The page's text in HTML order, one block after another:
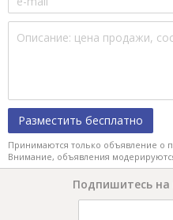
Разместить бесплатно
Принимаются только объявление о
Внимание, объявления
Подпишитесь